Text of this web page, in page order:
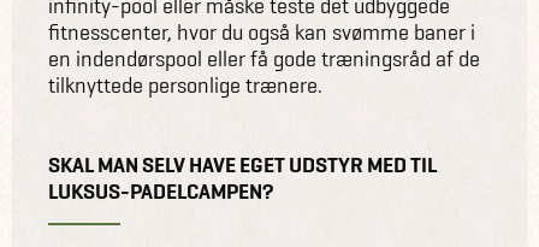
infinity-pool eller måske teste det udbyggede
fitnesscenter, hvor du også kan svømme baner i
en indendørspool eller få gode træningsråd af de
tilknyttede personlige trænere.
SKAL MAN SELV HAVE EGET UDSTYR MED TIL
LUKSUS-PADELCAMPEN?